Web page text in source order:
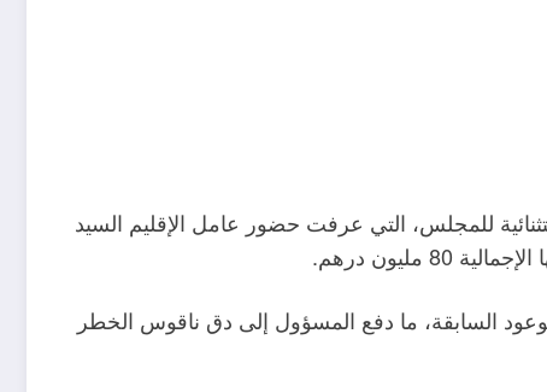
للمجلس، التي عرفت حضور عامل الإقليم السيد
درهم.
السابقة، ما دفع المسؤول إلى دق ناقوس الخطر